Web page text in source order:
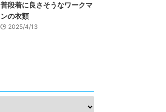
普段着に良さそうなワークマ
ンの衣類
2025/4/13